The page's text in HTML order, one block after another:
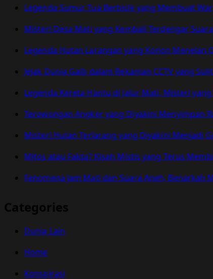
Legenda Sumur Tua Berbisik yang Membuat
Misteri Desa Mati yang Kembali Terdengar
Legenda Hutan Larangan yang Konon Menelan
Jejak Dunia Gaib dalam Rekaman CCTV yang
Legenda Kereta Hantu di Jalur Mati, Misteri
Terowongan Angker yang Diyakini Menyimpan
Misteri Hutan Terlarang yang Diyakini Menjadi
Mitos atau Fakta? Kisah Mistis yang Terus
Fenomena Jam Mati dan Suara Aneh, Benarkah
Categories
Dunia Lain
Home
Konspirasi